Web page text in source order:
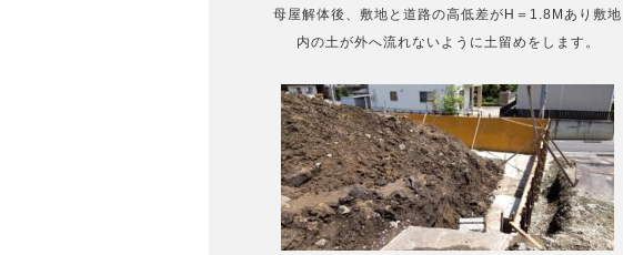
母屋解体後、敷地と道路の高低差がH＝1.8Mあり敷地
内の土が外へ流れないように土留めをします。